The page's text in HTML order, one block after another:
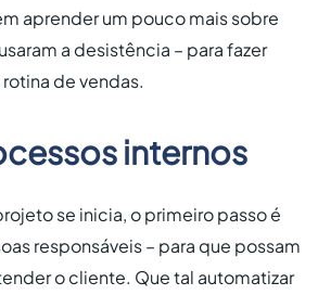
aprender um pouco mais sobre
a desistência – para fazer
de vendas.
internos
se inicia, o primeiro passo é
responsáveis – para que possam
o cliente. Que tal automatizar